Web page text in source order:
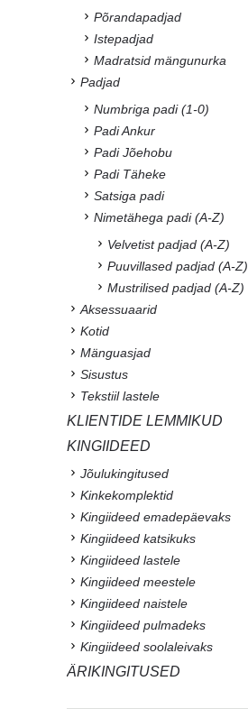
Põrandapadjad
Istepadjad
Madratsid mängunurka
Padjad
Numbriga padi (1-0)
Padi Ankur
Padi Jõehobu
Padi Täheke
Satsiga padi
Nimetähega padi (A-Z)
Velvetist padjad (A-Z)
Puuvillased padjad (A-Z)
Mustrilised padjad (A-Z)
Aksessuaarid
Kotid
Mänguasjad
Sisustus
Tekstiil lastele
KLIENTIDE LEMMIKUD
KINGIIDEED
Jõulukingitused
Kinkekomplektid
Kingiideed emadepäevaks
Kingiideed katsikuks
Kingiideed lastele
Kingiideed meestele
Kingiideed naistele
Kingiideed pulmadeks
Kingiideed soolaleivaks
ÄRIKINGITUSED